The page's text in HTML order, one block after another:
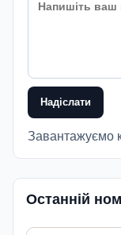
Надіслати
Завантажуємо
Останній